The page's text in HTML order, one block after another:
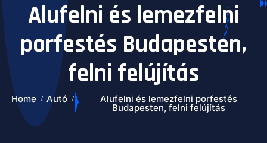
Alufelni és lemezfelni
porfestés Budapesten,
felni felújítás
Home Autó Alufelni és lemezfelni porfestés
Budapesten, felni felújítás